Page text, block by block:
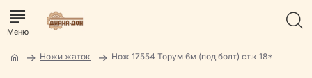
Ножи жаток Нож 17554 Торум 6м (под болт) ст.к 18*